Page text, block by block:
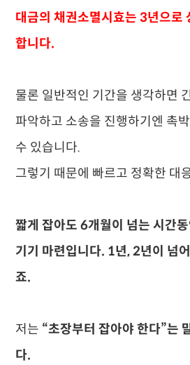
대금의 채권소멸시효는 3년으로
합니다.
물론 일반적인 기간을 생각하면
파악하고 소송을 진행하기엔 촉
수 있습니다.
그렇기 때문에 빠르고 정확한 대
짧게 잡아도 6개월이 넘는 시간
기기 마련입니다. 1년, 2년이 넘
죠.
저는 “초장부터 잡아야 한다”는
다.